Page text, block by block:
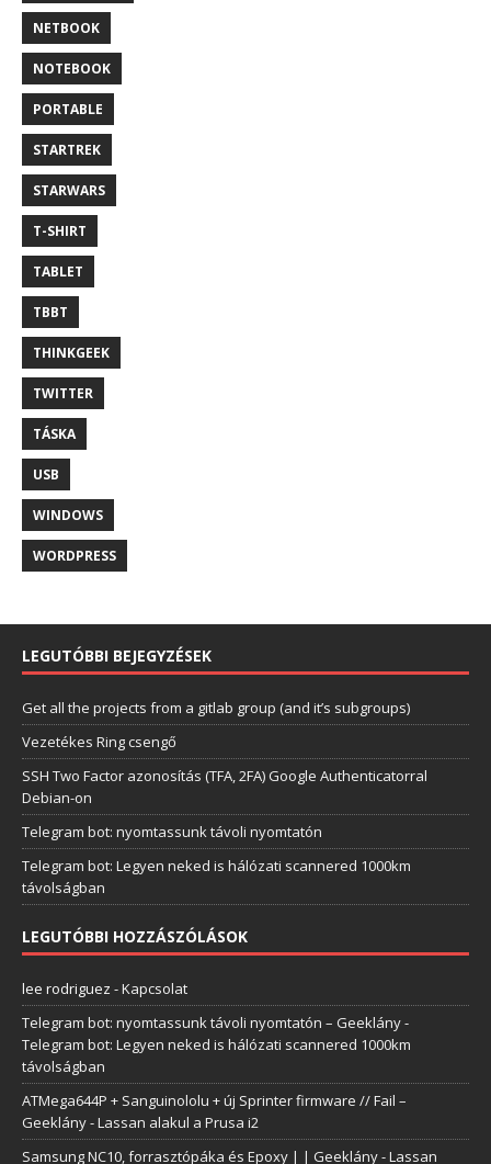
NETBOOK
NOTEBOOK
PORTABLE
STARTREK
STARWARS
T-SHIRT
TABLET
TBBT
THINKGEEK
TWITTER
TÁSKA
USB
WINDOWS
WORDPRESS
LEGUTÓBBI BEJEGYZÉSEK
Get all the projects from a gitlab group (and it’s subgroups)
Vezetékes Ring csengő
SSH Two Factor azonosítás (TFA, 2FA) Google Authenticatorral
Debian-on
Telegram bot: nyomtassunk távoli nyomtatón
Telegram bot: Legyen neked is hálózati scannered 1000km
távolságban
LEGUTÓBBI HOZZÁSZÓLÁSOK
lee rodriguez -Kapcsolat
Telegram bot: nyomtassunk távoli nyomtatón – Geeklány-
Telegram bot: Legyen neked is hálózati scannered 1000km
távolságban
ATMega644P + Sanguinololu + új Sprinter firmware // Fail –
Geeklány-Lassan alakul a Prusa i2
Samsung NC10, forrasztópáka és Epoxy | | Geeklány-Lassan